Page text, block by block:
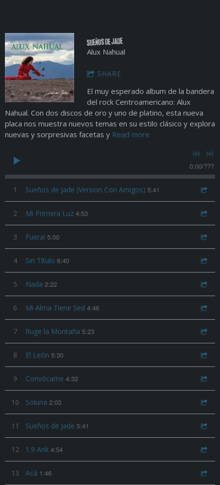
Sueños de Jade
Alux Nahual
SHARE
El muy esperado album de la bandera
del rock Centroamericano: Alux
Nahual. Con dos discos de oro y uno de platino, esta nueva
placa nos muestra nuevos temas en su estilo clásico y explora
nuevas y sorpresivas facetas y Read more
0:00/???
1 Sueños de Jade (Version Con Amigos) 5:41
2 Mi Primera Luz 4:53
3 Fuera! 5:00
4 Sin Título 6:40
5 Nada 2:22
6 Mi Alma Tiene Sed 4:46
7 Ruge la Montaña 5:23
8 El León 5:30
9 Convócame 4:32
10 Soluna 2:03
11 Sueños de Jade 5:41
12 1.9 Ank 4:54
13 Acá 1:46